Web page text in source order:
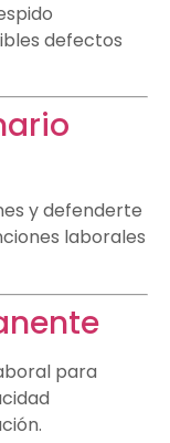
defectos
y defenderte
laborales
para